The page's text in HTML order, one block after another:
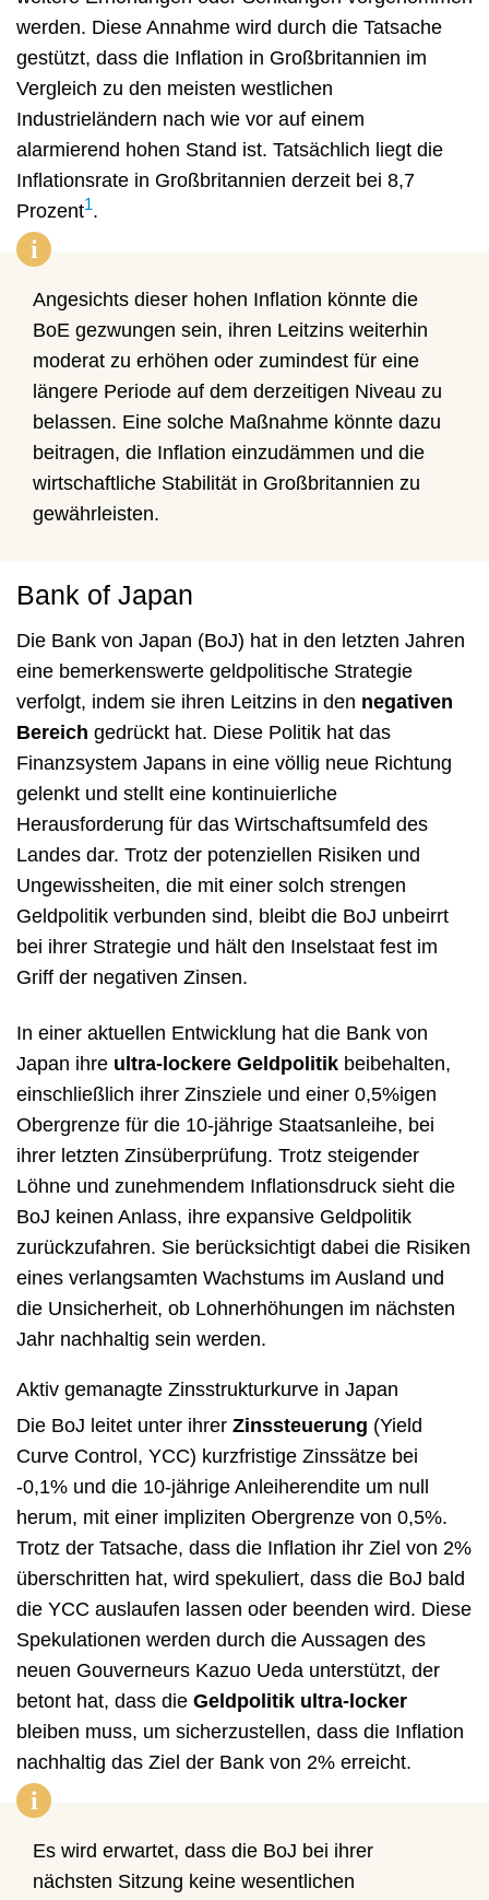
werden. Diese Annahme wird durch die Tatsache
gestützt, dass die Inflation in Großbritannien im
Vergleich zu den meisten westlichen
Industrieländern nach wie vor auf einem
alarmierend hohen Stand ist. Tatsächlich liegt die
Inflationsrate in Großbritannien derzeit bei 8,7
Prozent1.
i
Angesichts dieser hohen Inflation könnte die
BoE gezwungen sein, ihren Leitzins weiterhin
moderat zu erhöhen oder zumindest für eine
längere Periode auf dem derzeitigen Niveau zu
belassen. Eine solche Maßnahme könnte dazu
beitragen, die Inflation einzudämmen und die
wirtschaftliche Stabilität in Großbritannien zu
gewährleisten.
Bank of Japan
Die Bank von Japan (BoJ) hat in den letzten Jahren
eine bemerkenswerte geldpolitische Strategie
verfolgt, indem sie ihren Leitzins in den negativen
Bereich gedrückt hat. Diese Politik hat das
Finanzsystem Japans in eine völlig neue Richtung
gelenkt und stellt eine kontinuierliche
Herausforderung für das Wirtschaftsumfeld des
Landes dar. Trotz der potenziellen Risiken und
Ungewissheiten, die mit einer solch strengen
Geldpolitik verbunden sind, bleibt die BoJ unbeirrt
bei ihrer Strategie und hält den Inselstaat fest im
Griff der negativen Zinsen.
In einer aktuellen Entwicklung hat die Bank von
Japan ihre ultra-lockere Geldpolitik beibehalten,
einschließlich ihrer Zinsziele und einer 0,5%igen
Obergrenze für die 10-jährige Staatsanleihe, bei
ihrer letzten Zinsüberprüfung. Trotz steigender
Löhne und zunehmendem Inflationsdruck sieht die
BoJ keinen Anlass, ihre expansive Geldpolitik
zurückzufahren. Sie berücksichtigt dabei die Risiken
eines verlangsamten Wachstums im Ausland und
die Unsicherheit, ob Lohnerhöhungen im nächsten
Jahr nachhaltig sein werden.
Aktiv gemanagte Zinsstrukturkurve in Japan
Die BoJ leitet unter ihrer Zinssteuerung (Yield
Curve Control, YCC) kurzfristige Zinssätze bei
-0,1% und die 10-jährige Anleiherendite um null
herum, mit einer impliziten Obergrenze von 0,5%.
Trotz der Tatsache, dass die Inflation ihr Ziel von 2%
überschritten hat, wird spekuliert, dass die BoJ bald
die YCC auslaufen lassen oder beenden wird. Diese
Spekulationen werden durch die Aussagen des
neuen Gouverneurs Kazuo Ueda unterstützt, der
betont hat, dass die Geldpolitik ultra-locker
bleiben muss, um sicherzustellen, dass die Inflation
nachhaltig das Ziel der Bank von 2% erreicht.
i
Es wird erwartet, dass die BoJ bei ihrer
nächsten Sitzung keine wesentlichen